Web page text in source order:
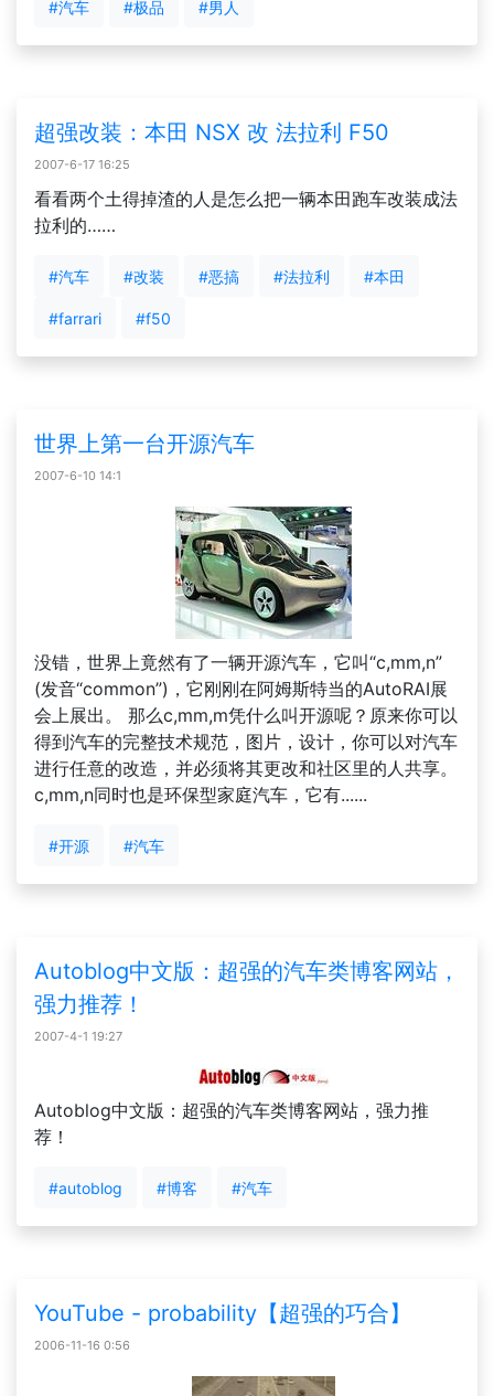
#汽车 #极品 #男人
超强改装：本田 NSX 改 法拉利 F50
2007-6-17 16:25
看看两个土得掉渣的人是怎么把一辆本田跑车改装成法
拉利的……
#汽车 #改装 #恶搞 #法拉利 #本田
#farrari #f50
世界上第一台开源汽车
2007-6-10 14:1
没错，世界上竟然有了一辆开源汽车，它叫“c,mm,n”
(发音“common”)，它刚刚在阿姆斯特当的AutoRAI展
会上展出。 那么c,mm,m凭什么叫开源呢？原来你可以
得到汽车的完整技术规范，图片，设计，你可以对汽车
进行任意的改造，并必须将其更改和社区里的人共享。
c,mm,n同时也是环保型家庭汽车，它有......
#开源 #汽车
Autoblog中文版：超强的汽车类博客网站，
强力推荐！
2007-4-1 19:27
Autoblog中文版：超强的汽车类博客网站，强力推
荐！
#autoblog #博客 #汽车
YouTube - probability【超强的巧合】
2006-11-16 0:56